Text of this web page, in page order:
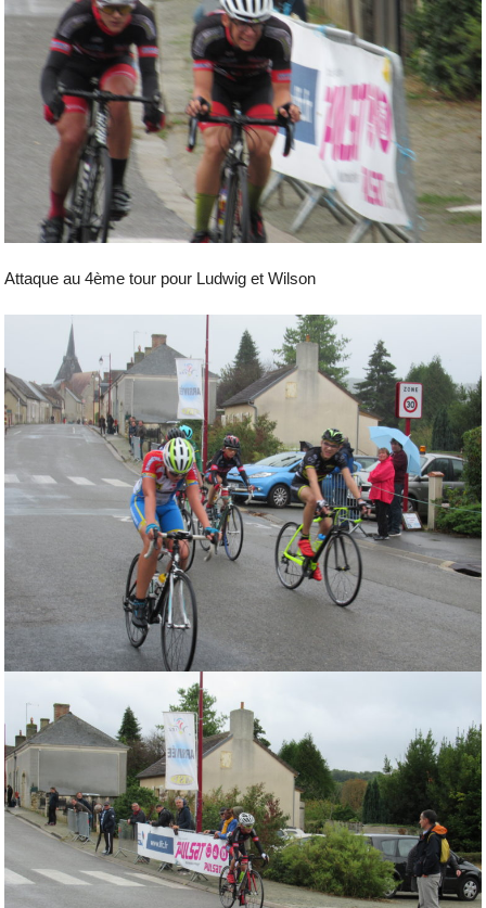
Attaque au 4ème tour pour Ludwig et Wilson